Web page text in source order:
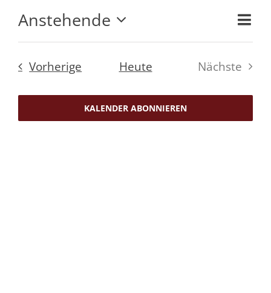
Anstehende
Datum
auswählen.
Vorherige Veranstaltungen
Heute
Nächste
KALENDER ABONNIEREN